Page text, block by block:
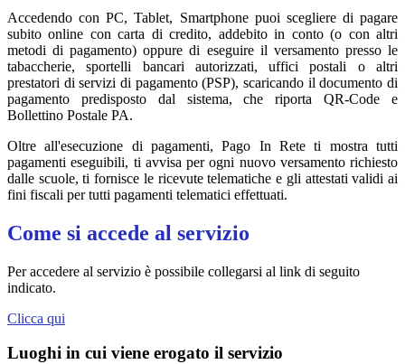
Accedendo con PC, Tablet, Smartphone puoi scegliere di pagare
subito online con carta di credito, addebito in conto (o con altri
metodi di pagamento) oppure di eseguire il versamento presso le
tabaccherie, sportelli bancari autorizzati, uffici postali o altri
prestatori di servizi di pagamento (PSP), scaricando il documento di
pagamento predisposto dal sistema, che riporta QR-Code e
Bollettino Postale PA.
Oltre all'esecuzione di pagamenti, Pago In Rete ti mostra tutti
pagamenti eseguibili, ti avvisa per ogni nuovo versamento richiesto
dalle scuole, ti fornisce le ricevute telematiche e gli attestati validi ai
fini fiscali per tutti pagamenti telematici effettuati.
Come si accede al servizio
Per accedere al servizio è possibile collegarsi al link di seguito
indicato.
Clicca qui
Luoghi in cui viene erogato il servizio